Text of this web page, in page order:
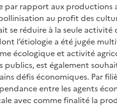
rapport aux productions
au profit des
se réduire à la seule activité
l’étiologie a été jugée
écologique et activité
publics, est également
défis économiques. Par
entre les agents
avec comme finalité la